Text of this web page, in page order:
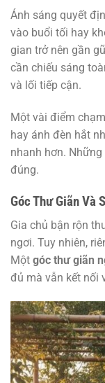
Ánh sáng quyết
vào buổi tối hay
gian trở nên gần
cần chiếu sáng
và lối tiếp cận.
Một vài điểm
hay ánh đèn hắt
nhanh hơn.
đúng.
Góc Thư Giãn Và
Gia chủ bận rộn
ngơi. Tuy nhiên,
Một góc thư giãn
đủ mà vẫn kết nối